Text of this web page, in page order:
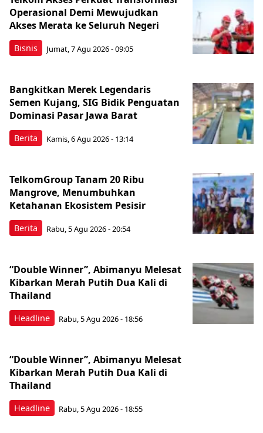
Bisnis
Operasional Demi Mewujudkan
Akses Merata ke Seluruh Negeri
Jumat, 7 Agu 2026 - 09:05
Berita
Bangkitkan Merek Legendaris
Semen Kujang, SIG Bidik Penguatan
Dominasi Pasar Jawa Barat
Kamis, 6 Agu 2026 - 13:14
Berita
TelkomGroup Tanam 20 Ribu
Mangrove, Menumbuhkan
Ketahanan Ekosistem Pesisir
Rabu, 5 Agu 2026 - 20:54
Headline
“Double Winner”, Abimanyu Melesat
Kibarkan Merah Putih Dua Kali di
Thailand
Rabu, 5 Agu 2026 - 18:56
Headline
“Double Winner”, Abimanyu Melesat
Kibarkan Merah Putih Dua Kali di
Thailand
Rabu, 5 Agu 2026 - 18:55